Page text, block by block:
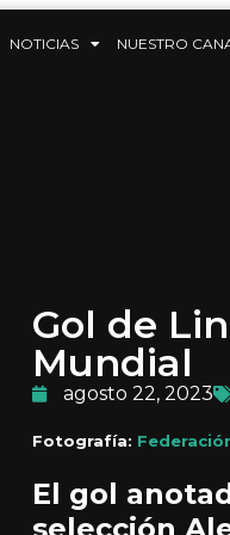
NOTICIAS NUESTRO
Gol de
Mundial
agosto 22, 2023
Fotografía:
El gol